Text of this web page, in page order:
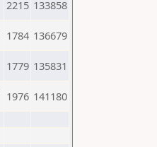
2215 133858
1784 136679
1779 135831
1976 141180